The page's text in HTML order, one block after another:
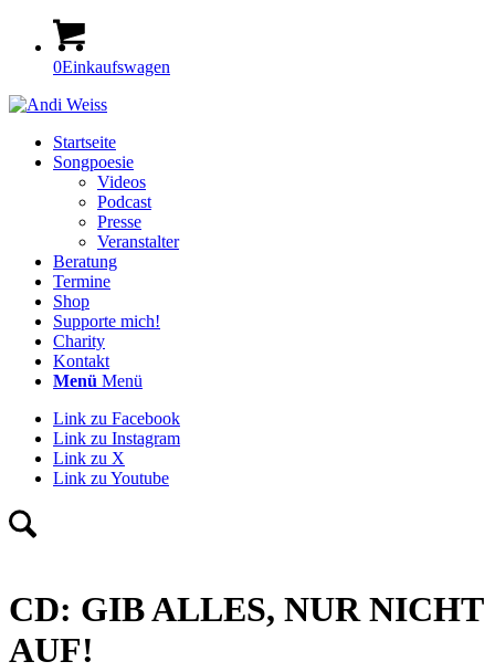
0Einkaufswagen
Startseite
Songpoesie
Videos
Podcast
Presse
Veranstalter
Beratung
Termine
Shop
Supporte mich!
Charity
Kontakt
Menü Menü
Link zu Facebook
Link zu Instagram
Link zu X
Link zu Youtube
CD: GIB ALLES, NUR NICHT
AUF!